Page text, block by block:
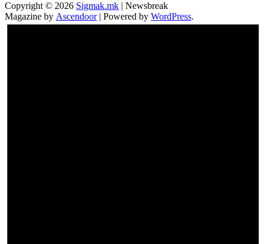
Copyright © 2026 Sigmak.mk | Newsbreak
Magazine by Ascendoor| Powered by WordPress.